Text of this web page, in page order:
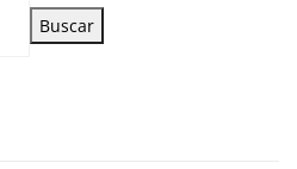
Buscar